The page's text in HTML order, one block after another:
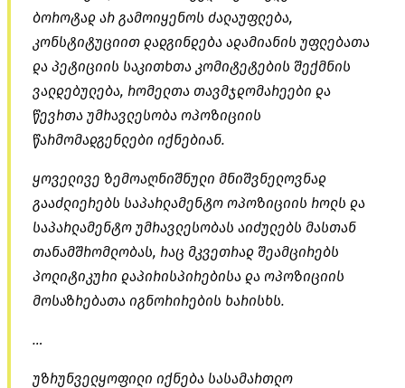
ბოროტად არ გამოიყენოს ძალაუფლება,
კონსტიტუციით დადგინდება ადამიანის უფლებათა
და პეტიციის საკითხთა კომიტეტების შექმნის
ვალდებულება, რომელთა თავმჯდომარეები და
წევრთა უმრავლესობა ოპოზიციის
წარმომადგენლები იქნებიან.
ყოველივე ზემოაღნიშნული მნიშვნელოვნად
გააძლიერებს საპარლამენტო ოპოზიციის როლს და
საპარლამენტო უმრავლესობას აიძულებს მასთან
თანამშრომლობას, რაც მკვეთრად შეამცირებს
პოლიტიკური დაპირისპირებისა და ოპოზიციის
მოსაზრებათა იგნორირების ხარისხს.
…
უზრუნველყოფილი იქნება სასამართლო